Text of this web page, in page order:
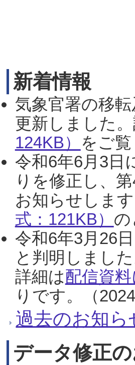
新着情報
気象官署の移
更新しました
124KB） をご
令和6年6月3日
りを修正し、
お知らせしま
式：121KB） の
令和6年3月26
と判明しまし
詳細は配信資
りです。（
過去のお知ら
データ修正